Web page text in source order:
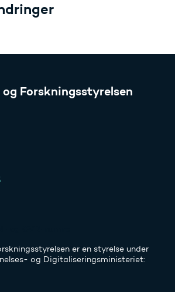
Forskningsstyrelsen
er en styrelse under
og Digitaliseringsministeriet: